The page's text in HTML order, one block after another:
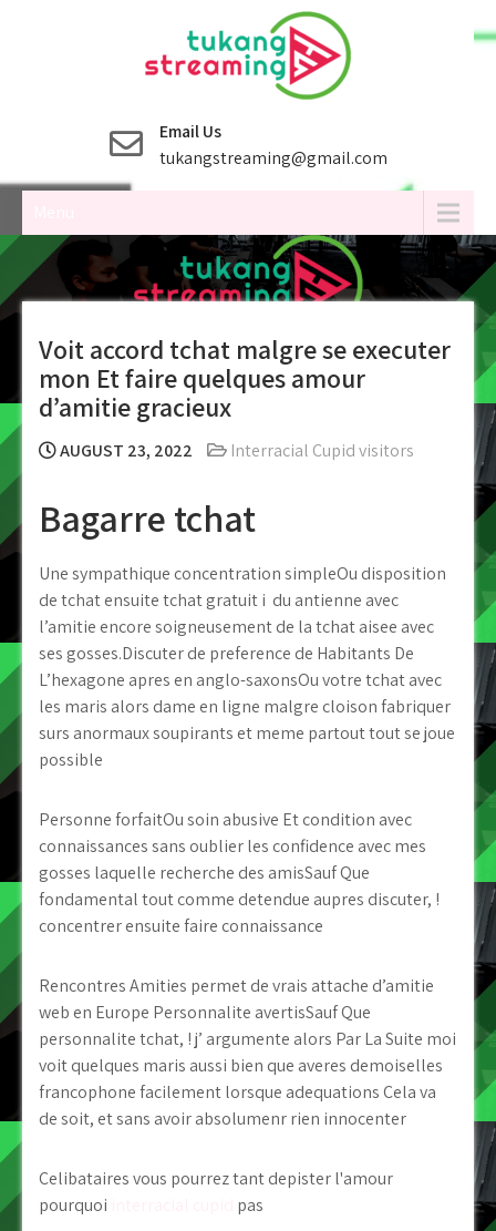
Email Us
tukangstreaming@gmail.com
Voit accord tchat malgre se executer
mon Et faire quelques amour
d’amitie gracieux
AUGUST 23, 2022 Interracial Cupid visitors
Bagarre tchat
Une sympathique concentration simpleOu disposition
de tchat ensuite tchat gratuit i du antienne avec
l’amitie encore soigneusement de la tchat aisee avec
ses gosses.Discuter de preference de Habitants De
L’hexagone apres en anglo-saxonsOu votre tchat avec
les maris alors dame en ligne malgre cloison fabriquer
surs anormaux soupirants et meme partout tout se joue
possible
Personne forfaitOu soin abusive Et condition avec
connaissances sans oublier les confidence avec mes
gosses laquelle recherche des amisSauf Que
fondamental tout comme detendue aupres discuter, !
concentrer ensuite faire connaissance
Rencontres Amities permet de vrais attache d’amitie
web en Europe Personnalite avertisSauf Que
personnalite tchat, ! j’ argumente alors Par La Suite moi
voit quelques maris aussi bien que averes demoiselles
francophone facilement lorsque adequations Cela va
de soit, et sans avoir absolumenr rien innocenter
Celibataires vous pourrez tant depister l'amour
pourquoi
pas